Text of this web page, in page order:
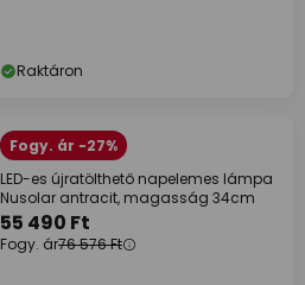
Raktáron
Fogy. ár -27%
LED-es újratölthető napelemes lámpa
Nusolar antracit, magasság 34cm
55 490 Ft
Fogy. ár76 576 Ft